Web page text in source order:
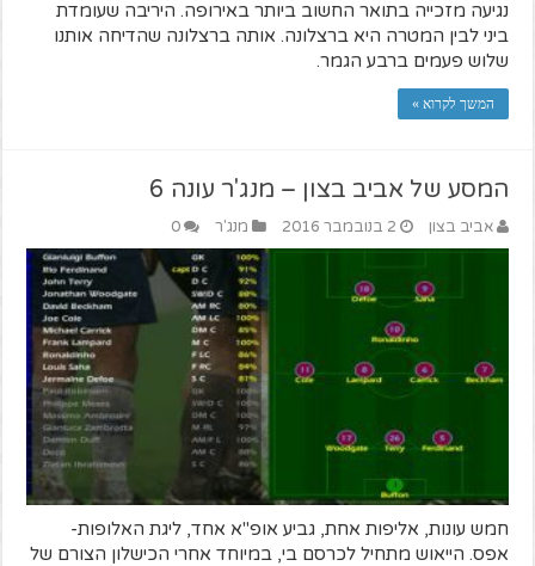
נגיעה מזכייה בתואר החשוב ביותר באירופה. היריבה שעומדת
ביני לבין המטרה היא ברצלונה. אותה ברצלונה שהדיחה אותנו
שלוש פעמים ברבע הגמר.
המשך לקרוא »
המסע של אביב בצון – מנג'ר עונה 6
אביב בצון 2 בנובמבר 2016 מנג'ר 0
חמש עונות, אליפות אחת, גביע אופ"א אחד, ליגת האלופות-
אפס. הייאוש מתחיל לכרסם בי, במיוחד אחרי הכישלון הצורם של